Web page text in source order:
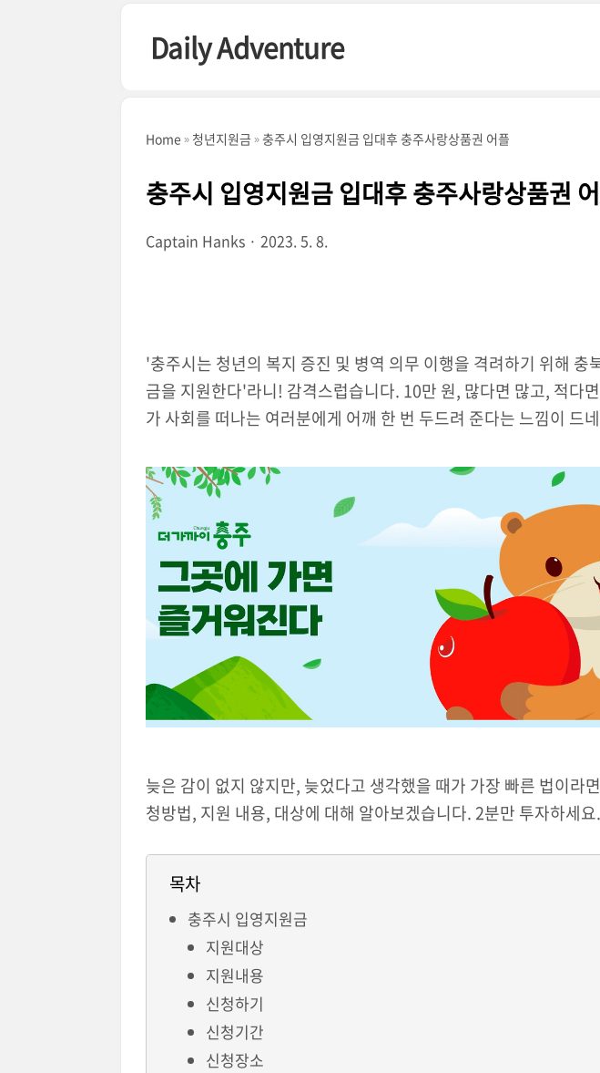
Daily Adventure
Home 청년지원금 충주시 입영지원금 입대후 충주사랑상품권 어플
충주시 입영지원금 입대후 충주사랑상품권
Captain Hanks 2023. 5. 8.
'충주시는 청년의 복지 증진 및 병역 의무 이행을 격려하기 위해 충
금을 지원한다'라니! 감격스럽습니다. 10만 원, 많다면 많고, 적다
가 사회를 떠나는 여러분에게 어깨 한 번 두드려 준다는 느낌이 드
늦은 감이 없지 않지만, 늦었다고 생각했을 때가 가장 빠른 법이라
청방법, 지원 내용, 대상에 대해 알아보겠습니다. 2분만 투자하세요.
목차
충주시 입영지원금
지원대상
지원내용
신청하기
신청기간
신청장소